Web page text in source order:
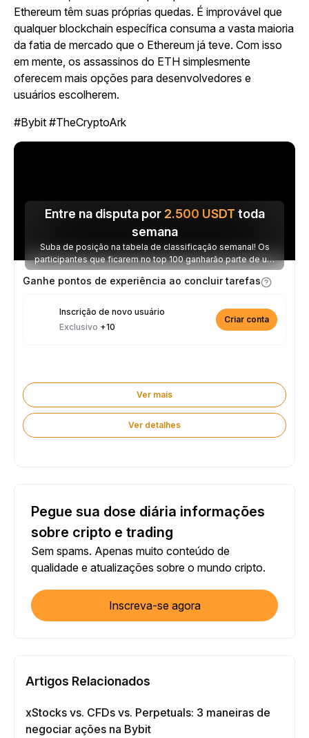
Ethereum têm suas próprias quedas. É improvável que
qualquer blockchain específica consuma a vasta maioria
da fatia de mercado que o Ethereum já teve. Com isso
em mente, os assassinos do ETH simplesmente
oferecem mais opções para desenvolvedores e
usuários escolherem.
#Bybit #TheCryptoArk
Entre na disputa por 2.500 USDT toda
semana
Suba de posição na tabela de classificação semanal! Os
participantes que ficarem no top 100 ganharão parte de um
prêmio de 2.500 USDT toda semana.
Ganhe pontos de experiência ao concluir tarefas
Inscrição de novo usuário
Exclusivo +10
Criar conta
Ver mais
Ver detalhes
Pegue sua dose diária informações
sobre cripto e trading
Sem spams. Apenas muito conteúdo de
qualidade e atualizações sobre o mundo cripto.
Inscreva-se agora
Artigos Relacionados
xStocks vs. CFDs vs. Perpetuals: 3 maneiras de
negociar ações na Bybit